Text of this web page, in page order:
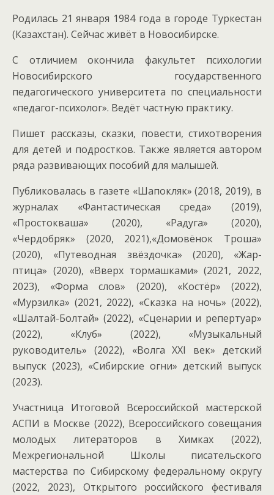
Родилась 21 января 1984 года в городе Туркестан
(Казахстан). Сейчас живёт в Новосибирске.
С отличием окончила факультет психологии
Новосибирского государственного
педагогического университета по специальности
«педагог-психолог». Ведёт частную практику.
Пишет рассказы, сказки, повести, стихотворения
для детей и подростков. Также является автором
ряда развивающих пособий для малышей.
Публиковалась в газете «Шапокляк» (2018, 2019), в
журналах «Фантастическая среда» (2019),
«Простокваша» (2020), «Радуга» (2020),
«Чердобряк» (2020, 2021),«Домовёнок Троша»
(2020), «Путеводная звёздочка» (2020), «Жар-
птица» (2020), «Вверх тормашками» (2021, 2022,
2023), «Форма слов» (2020), «Костёр» (2022),
«Мурзилка» (2021, 2022), «Сказка на ночь» (2022),
«Шалтай-Болтай» (2022), «Сценарии и репертуар»
(2022), «Клуб» (2022), «Музыкальный
руководитель» (2022), «Волга XXI век» детский
выпуск (2023), «Сибирские огни» детский выпуск
(2023).
Участница Итоговой Всероссийской мастерской
АСПИ в Москве (2022), Всероссийского совещания
молодых литераторов в Химках (2022),
Межрегиональной Школы писательского
мастерства по Сибирскому федеральному округу
(2022, 2023), Открытого российского фестиваля